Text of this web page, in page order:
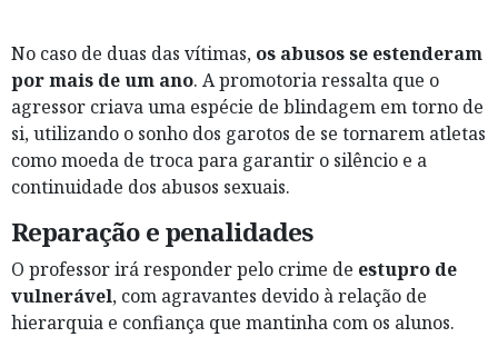
No caso de duas das vítimas, os abusos se estenderam
por mais de um ano. A promotoria ressalta que o
agressor criava uma espécie de blindagem em torno de
si, utilizando o sonho dos garotos de se tornarem atletas
como moeda de troca para garantir o silêncio e a
continuidade dos abusos sexuais.
Reparação e penalidades
O professor irá responder pelo crime de estupro de
vulnerável, com agravantes devido à relação de
hierarquia e confiança que mantinha com os alunos.